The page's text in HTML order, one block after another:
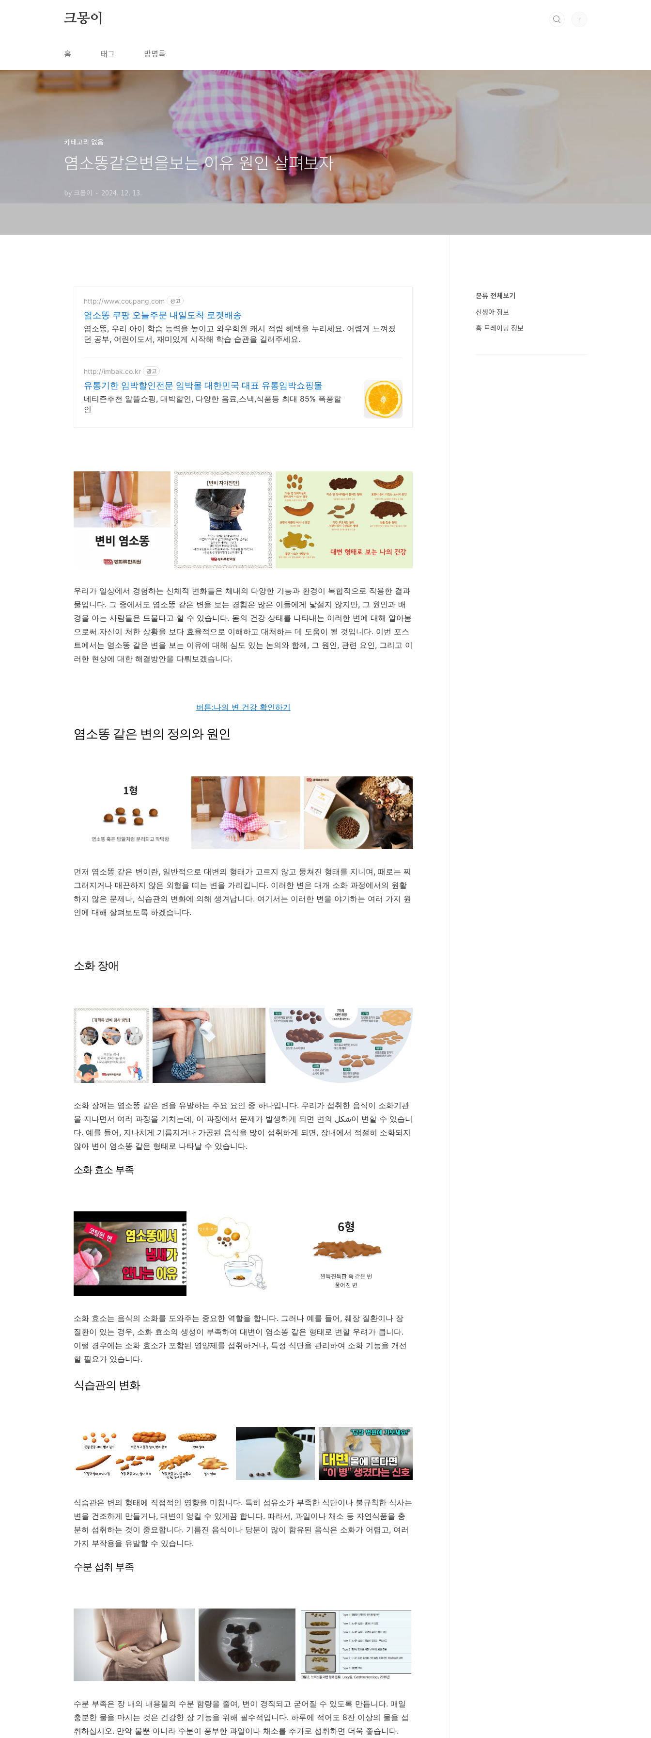
크몽이
홈 태그 방명록
카테고리 없음
염소똥같은변을보는 이유 원인 살펴보자
by 크몽이 2024. 12. 13.
http://www.coupang.com 광고
염소똥 쿠팡 오늘주문 내일도착 로켓배송
염소똥, 우리 아이 학습 능력을 높이고 와우회원 캐시 적립 혜택을 누리세요. 어렵게 느껴졌
던 공부, 어린이도서, 재미있게 시작해 학습 습관을 길러주세요.
http://imbak.co.kr 광고
유통기한 임박할인전문 임박몰 대한민국 대표 유통임박쇼핑몰
네티즌추천 알뜰쇼핑, 대박할인, 다양한 음료,스낵,식품등 최대 85% 폭풍할
인
우리가 일상에서 경험하는 신체적 변화들은 체내의 다양한 기능과 환경이 복합적으로 작용한 결과
물입니다. 그 중에서도 염소똥 같은 변을 보는 경험은 많은 이들에게 낯설지 않지만, 그 원인과 배
경을 아는 사람들은 드물다고 할 수 있습니다. 몸의 건강 상태를 나타내는 이러한 변에 대해 알아봄
으로써 자신이 처한 상황을 보다 효율적으로 이해하고 대처하는 데 도움이 될 것입니다. 이번 포스
트에서는 염소똥 같은 변을 보는 이유에 대해 심도 있는 논의와 함께, 그 원인, 관련 요인, 그리고 이
러한 현상에 대한 해결방안을 다뤄보겠습니다.
버튼:나의 변 건강 확인하기
염소똥 같은 변의 정의와 원인
먼저 염소똥 같은 변이란, 일반적으로 대변의 형태가 고르지 않고 뭉쳐진 형태를 지니며, 때로는 찌
그러지거나 매끈하지 않은 외형을 띠는 변을 가리킵니다. 이러한 변은 대개 소화 과정에서의 원활
하지 않은 문제나, 식습관의 변화에 의해 생겨납니다. 여기서는 이러한 변을 야기하는 여러 가지 원
인에 대해 살펴보도록 하겠습니다.
소화 장애
소화 장애는 염소똥 같은 변을 유발하는 주요 요인 중 하나입니다. 우리가 섭취한 음식이 소화기관
을 지나면서 여러 과정을 거치는데, 이 과정에서 문제가 발생하게 되면 변의 شكل이 변할 수 있습니
다. 예를 들어, 지나치게 기름지거나 가공된 음식을 많이 섭취하게 되면, 장내에서 적절히 소화되지
않아 변이 염소똥 같은 형태로 나타날 수 있습니다.
소화 효소 부족
소화 효소는 음식의 소화를 도와주는 중요한 역할을 합니다. 그러나 예를 들어, 췌장 질환이나 장
질환이 있는 경우, 소화 효소의 생성이 부족하여 대변이 염소똥 같은 형태로 변할 우려가 큽니다.
이럴 경우에는 소화 효소가 포함된 영양제를 섭취하거나, 특정 식단을 관리하여 소화 기능을 개선
할 필요가 있습니다.
식습관의 변화
식습관은 변의 형태에 직접적인 영향을 미칩니다. 특히 섬유소가 부족한 식단이나 불규칙한 식사는
변을 건조하게 만들거나, 대변이 엉킬 수 있게끔 합니다. 따라서, 과일이나 채소 등 자연식품을 충
분히 섭취하는 것이 중요합니다. 기름진 음식이나 당분이 많이 함유된 음식은 소화가 어렵고, 여러
가지 부작용을 유발할 수 있습니다.
수분 섭취 부족
수분 부족은 장 내의 내용물의 수분 함량을 줄여, 변이 경직되고 굳어질 수 있도록 만듭니다. 매일
충분한 물을 마시는 것은 건강한 장 기능을 위해 필수적입니다. 하루에 적어도 8잔 이상의 물을 섭
취하십시오. 만약 물뿐 아니라 수분이 풍부한 과일이나 채소를 추가로 섭취하면 더욱 좋습니다.
분류 전체보기
신생아 정보
홈 트레이닝 정보